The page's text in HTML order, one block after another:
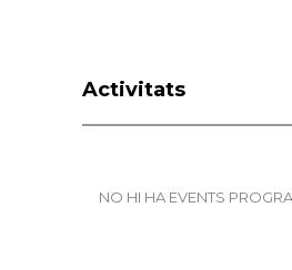
Activitats
NO HI HA EVENTS